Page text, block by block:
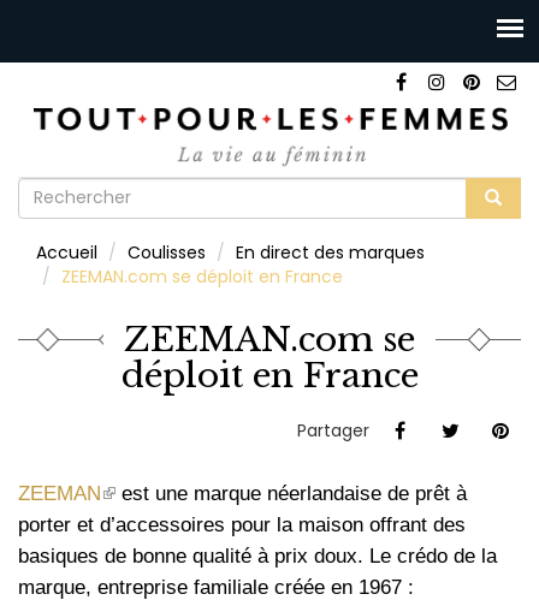
Formulaire
recherche
Accueil Coulisses
En direct des marques
ZEEMAN.com se déploit en France
ZEEMAN.com se
déploit en France
Partager
ZEEMAN(le
lien
est
externe)
est une marque néerlandaise de prêt à
porter et d’accessoires pour la maison offrant des
basiques de bonne qualité à prix doux. Le crédo de la
marque, entreprise familiale créée en 1967 :